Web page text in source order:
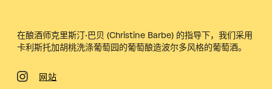
在酿酒师克里斯汀·巴贝 (Christine Barbe) 的指导下，我们采用
卡利斯托加胡桃洗涤葡萄园的葡萄酿造波尔多风格的葡萄酒。
网站